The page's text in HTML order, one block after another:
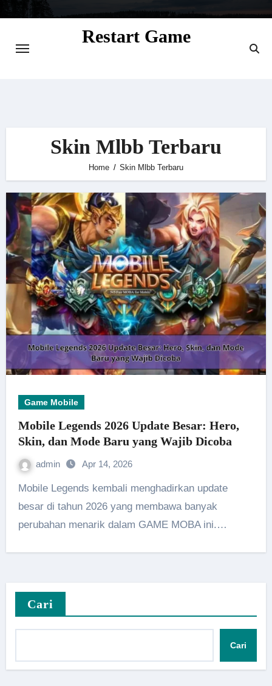
Restart Game
Skin Mlbb Terbaru
Home Skin Mlbb Terbaru
Game Mobile
Mobile Legends 2026 Update Besar: Hero,
Skin, dan Mode Baru yang Wajib Dicoba
admin Apr 14, 2026
Mobile Legends kembali menghadirkan update
besar di tahun 2026 yang membawa banyak
perubahan menarik dalam GAME MOBA ini.…
Cari
Cari